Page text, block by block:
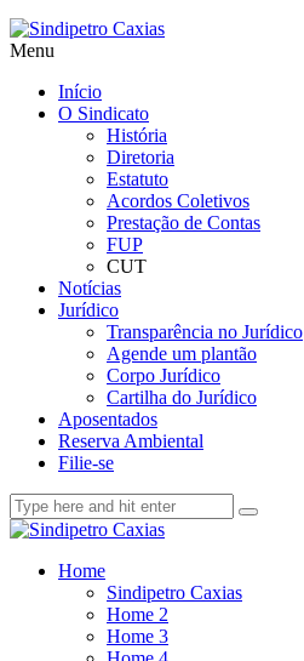
Menu
Início
O Sindicato
História
Diretoria
Estatuto
Acordos Coletivos
Prestação de Contas
FUP
CUT
Notícias
Jurídico
Transparência no Jurídico
Agende um plantão
Corpo Jurídico
Cartilha do Jurídico
Aposentados
Reserva Ambiental
Filie-se
Home
Sindipetro Caxias
Home 2
Home 3